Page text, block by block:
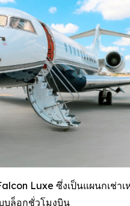
Luxe ซึ่งเป็นแผนกเช่
บล็อกชั่วโมงบิน